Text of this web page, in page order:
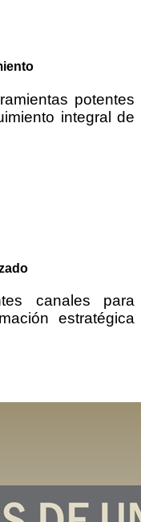
potentes
integral de
canales para
estratégica